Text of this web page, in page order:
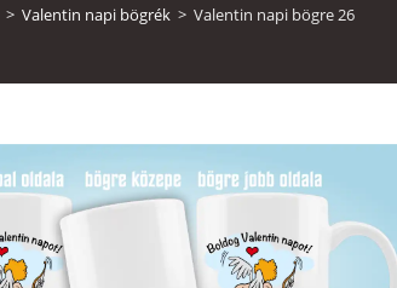
> Valentin napi bögrék > Valentin napi bögre 26